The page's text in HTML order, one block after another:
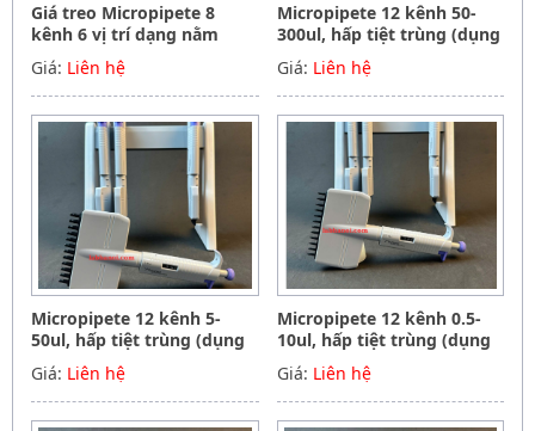
Giá treo Micropipete 8
kênh 6 vị trí dạng nằm
ngang, Hãng Phoenix
instrument Germany
Giá: Liên hệ
Micropipete 12 kênh 50-
300ul, hấp tiệt trùng (dụng
cụ hút mẫu, chất lỏng),
Hãng Phoenix instrument
Germany
Giá: Liên hệ
Micropipete 12 kênh 5-
50ul, hấp tiệt trùng (dụng
cụ hút mẫu, chất lỏng),
Hãng Phoenix instrument
Germany
Giá: Liên hệ
Micropipete 12 kênh 0.5-
10ul, hấp tiệt trùng (dụng
cụ hút mẫu, chất lỏng),
Hãng Phoenix instrument
Germany
Giá: Liên hệ